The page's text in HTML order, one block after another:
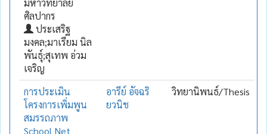
ศิลปากร
ประเสริฐ
มงคล;มาเรียม นิล
พันธุ์;สุเทพ อ่วม
เจริญ
การประเมิน
โครงการเพิ่มพูน
สมรรถภาพ
School Net
อารีย์ อัจฉริ
ยวนิช
วิทยานิพนธ์/Thesis